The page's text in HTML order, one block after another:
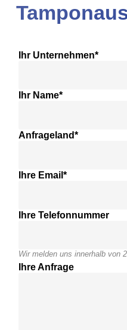
Ihr Unternehmen*
Ihr Name*
Anfrageland*
Ihre Email*
Ihre Telefonnummer
Wir melden uns innerhalb von
Ihre Anfrage